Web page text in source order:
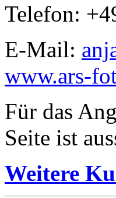
Telefon:
E-Mail:
www.ars-
Für das
Seite ist
Weitere